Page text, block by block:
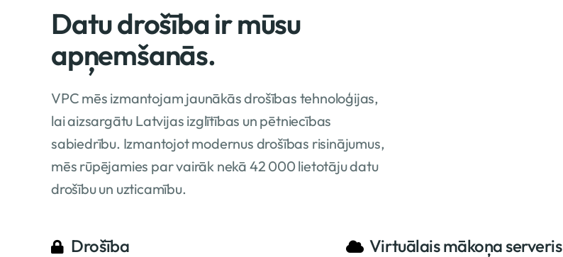
Datu drošība ir mūsu
apņemšanās.
VPC mēs izmantojam jaunākās drošības tehnoloģijas,
lai aizsargātu Latvijas izglītības un pētniecības
sabiedrību. Izmantojot modernus drošības risinājumus,
mēs rūpējamies par vairāk nekā 42 000 lietotāju datu
drošību un uzticamību.
Drošība Virtuālais mākoņa serveris